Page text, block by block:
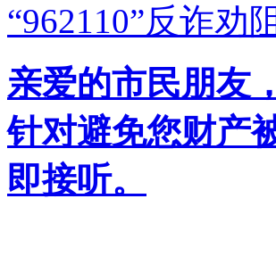
“962110”反诈劝
亲爱的市民朋友
针对避免您财产
即接听。